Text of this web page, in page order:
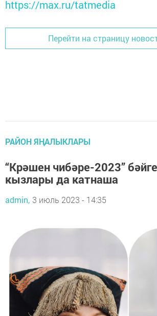
https://max.ru/tatmedia
Перейти на страницу
РАЙОН ЯҢАЛЫКЛАРЫ
“Крәшен чибәре-2023”
кызлары да катнаша
admin, 3 июль 2023 - 14:35